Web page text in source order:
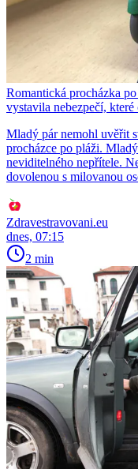
Romantická procházka
vystavila nebezpečí, které
Mladý pár nemohl uvěřit
procházce po pláži.
neviditelného nepřítele.
dovolenou s milovanou
Zdravestravovani.eu
dnes, 07:15
2 min